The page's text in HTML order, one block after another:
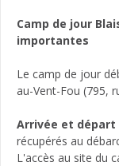
Camp de jour
importantes
Le camp de jour
au-Vent-Fou (795,
Arrivée et départ
récupérés au
L'accès au site du